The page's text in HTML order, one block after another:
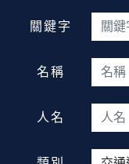
關鍵字
名稱
人名